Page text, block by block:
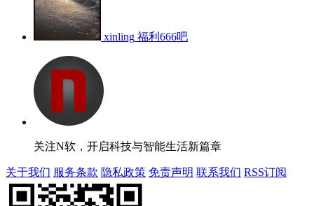
xinling 福利666吧
关注N软，开启科技与智能生活新篇章
关于我们 服务条款 隐私政策 免责声明 联系我们 RSS订阅